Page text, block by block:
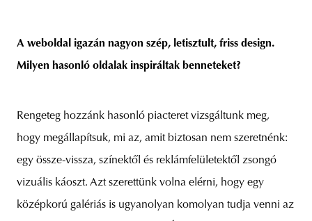
A weboldal igazán nagyon szép, letisztult, friss design.
Milyen hasonló oldalak inspiráltak benneteket?
Rengeteg hozzánk hasonló piacteret vizsgáltunk meg,
hogy megállapítsuk, mi az, amit biztosan nem szeretnénk:
egy össze-vissza, színektől és reklámfelületektől zsongó
vizuális káoszt. Azt szerettünk volna elérni, hogy egy
középkorú galériás is ugyanolyan komolyan tudja venni az